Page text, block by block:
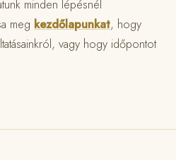
minden lépésnél
meg kezdőlapunkat, hogy
vagy hogy időpontot